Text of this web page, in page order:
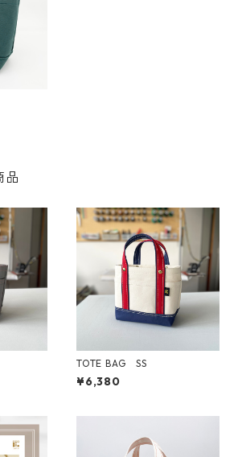
品
TOTE BAG SS
¥6,380